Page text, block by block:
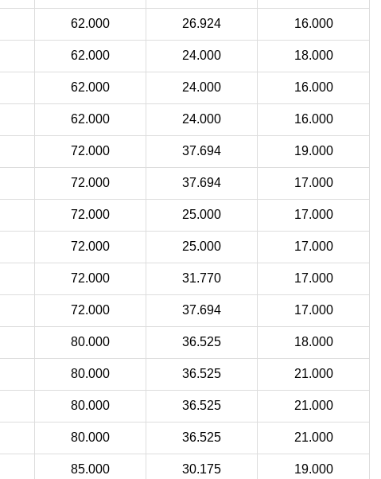
62.000 26.924 16.000
62.000 24.000 18.000
62.000 24.000 16.000
62.000 24.000 16.000
72.000 37.694 19.000
72.000 37.694 17.000
72.000 25.000 17.000
72.000 25.000 17.000
72.000 31.770 17.000
72.000 37.694 17.000
80.000 36.525 18.000
80.000 36.525 21.000
80.000 36.525 21.000
80.000 36.525 21.000
85.000 30.175 19.000